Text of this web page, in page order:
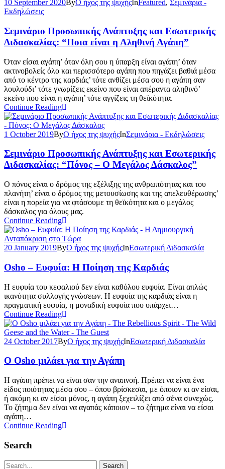
10 September 2020ByΟ ήχος της ψυχής In Featured, Σεμινάρια -
Εκδηλώσεις
Σεμινάριο Προσωπικής Ανάπτυξης και Εσωτερικής
Διδασκαλίας: “Ποια είναι η Αληθινή Αγάπη”
Όταν είσαι αγάπη’ όταν όλη σου η ύπαρξη είναι αγάπη’ όταν
ακτινοβολείς όλο και περισσότερο αγάπη που πηγάζει βαθιά μέσα
από το κέντρο της καρδιάς’ τότε ανθίζει μέσα σου η αγάπη σαν
λουλούδι’ τότε γνωρίζεις εκείνο που είναι απέραντα αληθινό’
εκείνο που είναι η αγάπη’ τότε αγγίζεις τη θεϊκότητα.
Continue Reading
1 October 2019ByΟ ήχος της ψυχήςInΣεμινάρια - Εκδηλώσεις
Σεμινάριο Προσωπικής Ανάπτυξης και Εσωτερικής
Διδασκαλίας: “Πόνος – Ο Μεγάλος Δάσκαλος”
Ο πόνος είναι ο δρόμος της εξέλιξης της ανθρωπότητας και του
πλανήτη’ είναι ο δρόμος της μετουσίωσης και της απελευθέρωσης’
είναι η πορεία για να φτάσουμε τη θεϊκότητα και ο μεγάλος
δάσκαλος για όλους μας.
Continue Reading
20 January 2019ByΟ ήχος της ψυχήςInΕσωτερική Διδασκαλία
Osho – Ευφυία: Η Ποίηση της Καρδιάς
Η ευφυία του κεφαλιού δεν είναι καθόλου ευφυία. Είναι απλώς
ικανότητα συλλογής γνώσεων. Η ευφυία της καρδιάς είναι η
πραγματική ευφυία, η μοναδική ευφυία που υπάρχει…
Continue Reading
24 October 2017ByΟ ήχος της ψυχήςInΕσωτερική Διδασκαλία
Ο Osho μιλάει για την Αγάπη
Η αγάπη πρέπει να είναι σαν την αναπνοή. Πρέπει να είναι ένα
είδος ποιότητας μέσα σου – όπου βρίσκεσαι, με όποιον κι αν είσαι,
ή ακόμη κι αν είσαι μόνος, η αγάπη ξεχειλίζει από σένα συνεχώς.
Το ζήτημα δεν είναι να αγαπάς κάποιον – το ζήτημα είναι να είσαι
αγάπη…
Continue Reading
Search